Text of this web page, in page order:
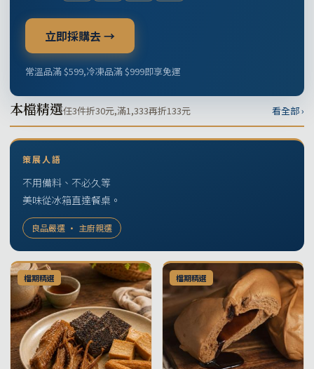
立即採購去 →
常溫品滿 $599,冷凍品滿 $999即享免運
本檔精選任3件折30元,滿1,333再折133元 看全部 ›
策展人語
不用備料、不必久等
美味從冰箱直達餐桌。
良品嚴選 · 主廚親選
檔期精選 檔期精選